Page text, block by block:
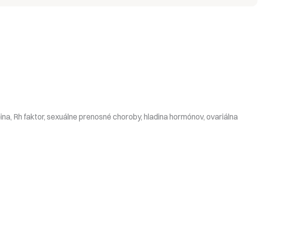
Rh faktor, sexuálne prenosné choroby, hladina hormónov, ovariálna